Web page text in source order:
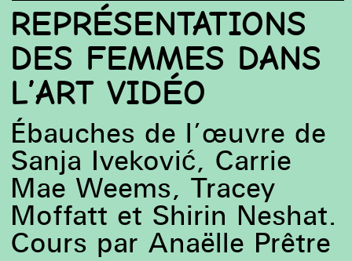
© Sanja Iveković, Instructions No1, 1976
REPRÉSENTATIONS
DES FEMMES DANS
L’ART VIDÉO
Ébauches de l’œuvre de
Sanja Iveković, Carrie
Mae Weems, Tracey
Moffatt et Shirin Neshat.
Cours par Anaëlle Prêtre